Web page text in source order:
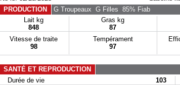
PRODUCTION
G Troupeaux G Filles 85% Fiab
Lait kg
848
Gras kg
87
Vitesse de traite
98
Tempérament
97
SANTÉ ET REPRODUCTION
Durée de vie
103